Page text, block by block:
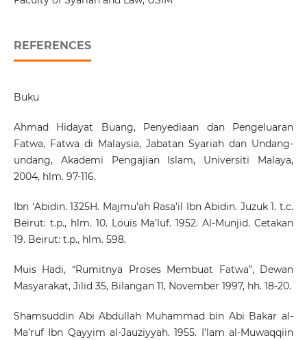
REFERENCES
Buku
Ahmad Hidayat Buang, Penyediaan dan Pengeluaran
Fatwa, Fatwa di Malaysia, Jabatan Syariah dan Undang-
undang, Akademi Pengajian Islam, Universiti Malaya,
2004, hlm. 97-116.
Ibn ‘Abidin. 1325H. Majmu’ah Rasa’il Ibn Abidin. Juzuk 1. t.c.
Beirut: t.p., hlm. 10. Louis Ma’luf. 1952. Al-Munjid. Cetakan
19. Beirut: t.p., hlm. 598.
Muis Hadi, “Rumitnya Proses Membuat Fatwa”, Dewan
Masyarakat, Jilid 35, Bilangan 11, November 1997, hh. 18-20.
Shamsuddin Abi Abdullah Muhammad bin Abi Bakar al-
Ma’ruf Ibn Qayyim al-Jauziyyah. 1955. I’lam al-Muwaqqiin